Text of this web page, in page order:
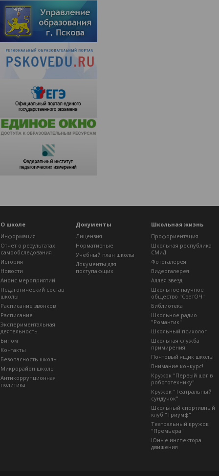
О школе
Информация
Отчет о результатах
самообследования
История
Новости
Анонс мероприятий
Педагогический состав
школы
Расписание звонков
Расписание
Экспериментальная
деятельность
Бином
Контакты
Безопасность школы
Микрорайон школы
Антикоррупционная
политика
Документы
Лицензия
Нормативные
Учебный план школы
Документы для
поступающих
Школьная жизнь
Профориентация
Школьная республика
СМиД
Фотогалерея
Видеогалерея
Аллея звезд
Школьное научное
общество "СветОЧ"
Библиотека
Школьное радио
"Романтик"
Школьный психолог
Школьная служба
примирения
Почтовый ящик школы
Внимание конкурс!
Кружок "Первый шаг в
робототехнику"
Кружок "Театральный
сундучок"
Школьный спортивный
клуб "Триумф"
Театральный кружок
"Премьера"
Юные инспектора
движения